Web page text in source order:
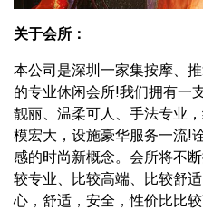
关于会所：
本公司是深圳一家集按摩、
的专业休闲会所!我们拥有一
靓丽、温柔可人、手法专业
模宏大，设施豪华服务一流!
感的时尚新概念。会所将不
较专业、比较高端、比较舒
心，舒适，安全，性价比比